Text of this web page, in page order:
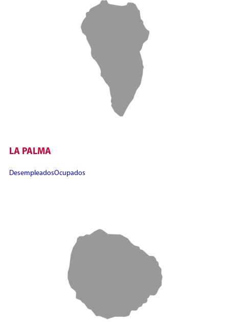
LA PALMA
DesempleadosOcupados